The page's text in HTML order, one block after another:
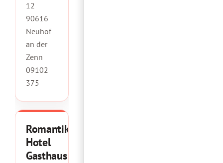
12
90616
Neuhof
an der
Zenn
09102
375
Romantik
Hotel
Gasthaus